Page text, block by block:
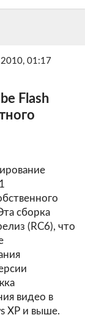
01:17
Flash
сборка
(RC6), что
видео в
XP и выше.